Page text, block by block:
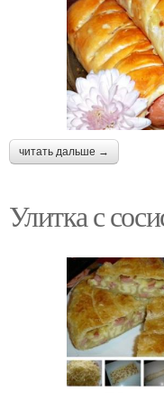
читать дальше →
Улитка с